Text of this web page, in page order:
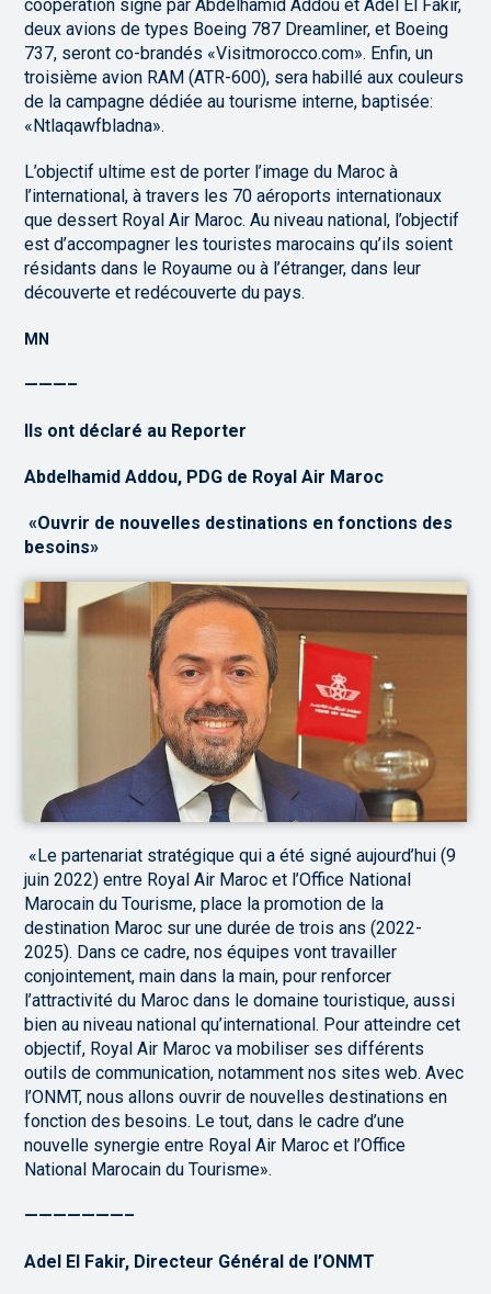
coopération signé par Abdelhamid Addou et Adel El Fakir,
deux avions de types Boeing 787 Dreamliner, et Boeing
737, seront co-brandés «Visitmorocco.com». Enfin, un
troisième avion RAM (ATR-600), sera habillé aux couleurs
de la campagne dédiée au tourisme interne, baptisée:
«Ntlaqawfbladna».
L’objectif ultime est de porter l’image du Maroc à
l’international, à travers les 70 aéroports internationaux
que dessert Royal Air Maroc. Au niveau national, l’objectif
est d’accompagner les touristes marocains qu’ils soient
résidants dans le Royaume ou à l’étranger, dans leur
découverte et redécouverte du pays.
MN
———–
Ils ont déclaré au Reporter
Abdelhamid Addou, PDG de Royal Air Maroc
«Ouvrir de nouvelles destinations en fonctions des
besoins»
«Le partenariat stratégique qui a été signé aujourd’hui (9
juin 2022) entre Royal Air Maroc et l’Office National
Marocain du Tourisme, place la promotion de la
destination Maroc sur une durée de trois ans (2022-
2025). Dans ce cadre, nos équipes vont travailler
conjointement, main dans la main, pour renforcer
l’attractivité du Maroc dans le domaine touristique, aussi
bien au niveau national qu’international. Pour atteindre cet
objectif, Royal Air Maroc va mobiliser ses différents
outils de communication, notamment nos sites web. Avec
l’ONMT, nous allons ouvrir de nouvelles destinations en
fonction des besoins. Le tout, dans le cadre d’une
nouvelle synergie entre Royal Air Maroc et l’Office
National Marocain du Tourisme».
———————–
Adel El Fakir, Directeur Général de l’ONMT